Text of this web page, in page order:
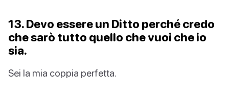
13. Devo essere un Ditto perché credo
che sarò tutto quello che vuoi che io
sia.
Sei la mia coppia perfetta.